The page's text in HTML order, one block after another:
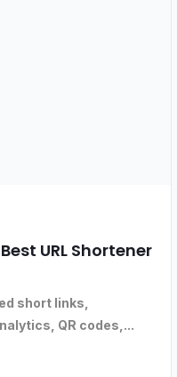
URL Shortener
short links,
QR codes,...